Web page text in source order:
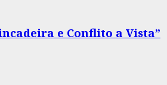
e Conflito a Vista”